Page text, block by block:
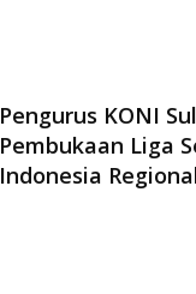
Pengurus KONI
Pembukaan Liga
Indonesia